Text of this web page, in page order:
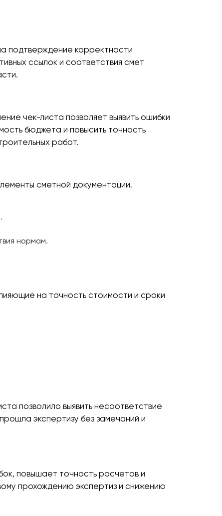
подтверждение корректности
ссылок и соответствия смет
чек-листа позволяет выявить ошибки
бюджета и повысить точность
работ.
сметной документации.
нормам.
на точность стоимости и сроки
позволило выявить несоответствие
экспертизу без замечаний и
повышает точность расчётов и
прохождению экспертиз и снижению